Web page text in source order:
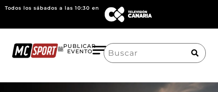
Todos los sábados a las 10:30 en
PUBLICAR
EVENTO
Search
for: